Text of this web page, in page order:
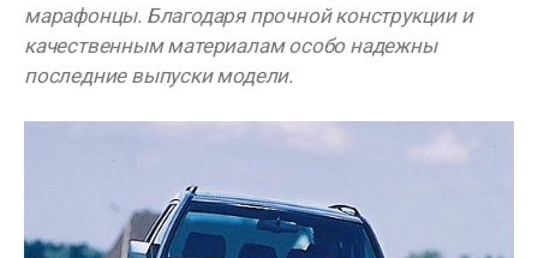
марафонцы. Благодаря прочной конструкции и
качественным материалам особо надежны
последние выпуски модели.